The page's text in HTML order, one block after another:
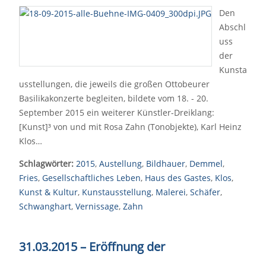
Den
Abschl
uss
der
Kunsta
usstellungen, die jeweils die großen Ottobeurer
Basilikakonzerte begleiten, bildete vom 18. - 20.
September 2015 ein weiterer Künstler-Dreiklang:
[Kunst]³ von und mit Rosa Zahn (Tonobjekte), Karl Heinz
Klos…
Schlagwörter: 2015, Austellung, Bildhauer, Demmel,
Fries, Gesellschaftliches Leben, Haus des Gastes, Klos,
Kunst & Kultur, Kunstausstellung, Malerei, Schäfer,
Schwanghart, Vernissage, Zahn
31.03.2015– Eröffnung der